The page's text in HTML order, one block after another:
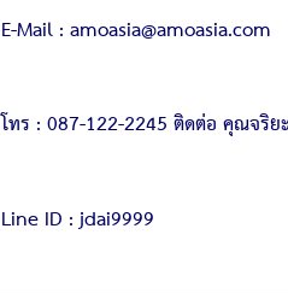
E-Mail : amoasia@amoasia.com
โทร : 087-122-2245 ติดต่อ คุณจริย
Line ID : jdai9999